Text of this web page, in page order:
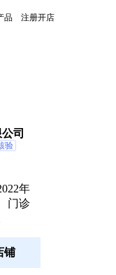
品 注册开店
司
验
年
门诊
铺